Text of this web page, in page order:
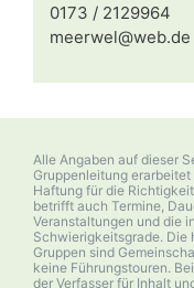
0173 / 2129964
meerwel@web.de
Alle Angaben auf dieser
Gruppenleitung
Haftung für die
betrifft auch Termine,
Veranstaltungen und die
Schwierigkeitsgrade. Die
Gruppen sind
keine Führungstouren.
der Verfasser für Inhalt